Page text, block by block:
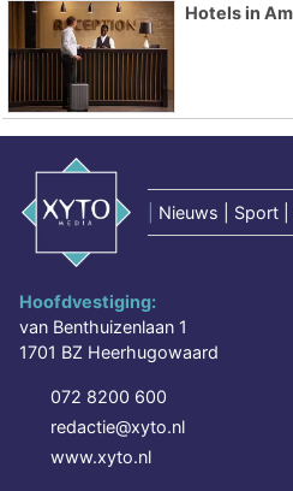
Hotels in
Nieuws | Sport |
Hoofdvestiging:
van Benthuizenlaan 1
1701 BZ Heerhugowaard
072 8200 600
redactie@xyto.nl
www.xyto.nl